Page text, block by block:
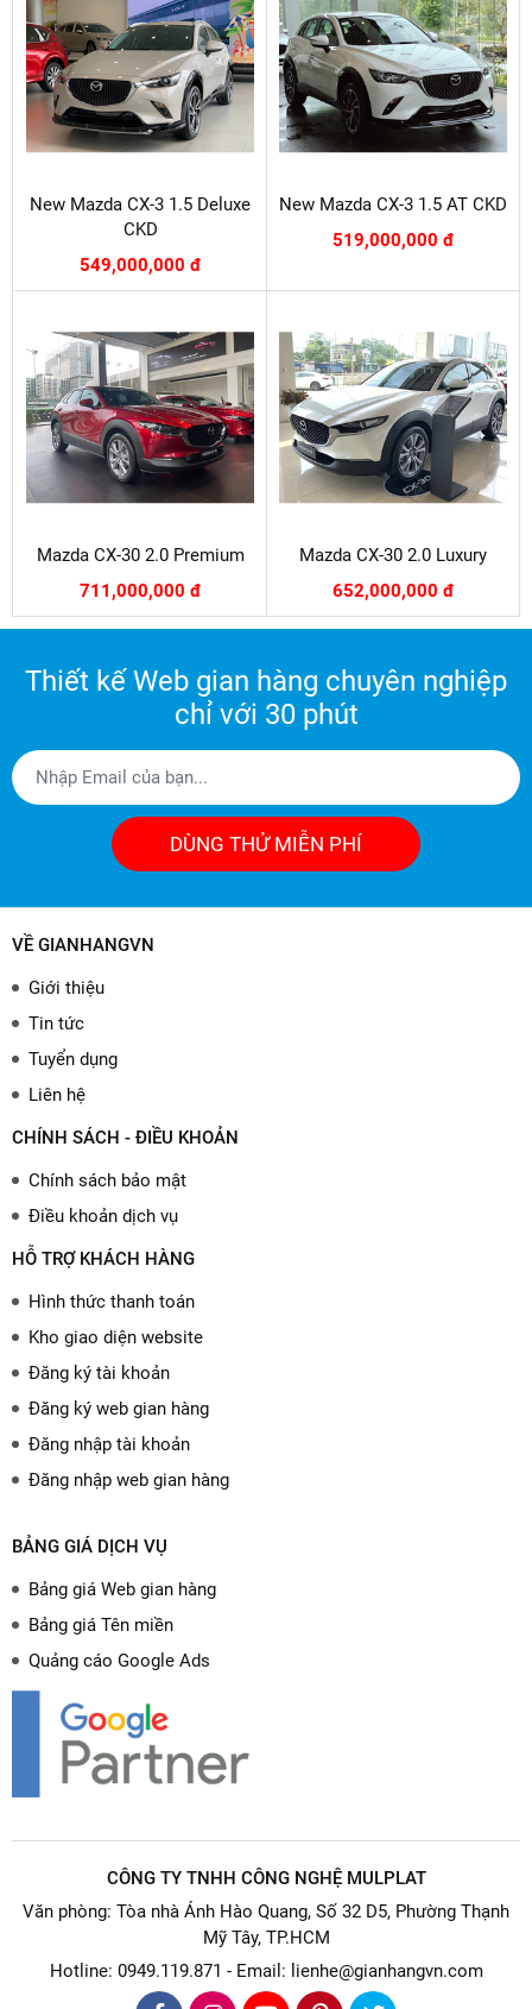
New Mazda CX-3 1.5 Deluxe
CKD
549,000,000 đ
New Mazda CX-3 1.5 AT CKD
519,000,000 đ
Mazda CX-30 2.0 Premium
711,000,000 đ
Mazda CX-30 2.0 Luxury
652,000,000 đ
Thiết kế Web gian hàng chuyên nghiệp
chỉ với 30 phút
DÙNG THỬ MIỄN PHÍ
VỀ GIANHANGVN
Giới thiệu
Tin tức
Tuyển dụng
Liên hệ
CHÍNH SÁCH - ĐIỀU KHOẢN
Chính sách bảo mật
Điều khoản dịch vụ
HỖ TRỢ KHÁCH HÀNG
Hình thức thanh toán
Kho giao diện website
Đăng ký tài khoản
Đăng ký web gian hàng
Đăng nhập tài khoản
Đăng nhập web gian hàng
BẢNG GIÁ DỊCH VỤ
Bảng giá Web gian hàng
Bảng giá Tên miền
Quảng cáo Google Ads
CÔNG TY TNHH CÔNG NGHỆ MULPLAT
Văn phòng: Tòa nhà Ánh Hào Quang, Số 32 D5, Phường Thạnh
Mỹ Tây, TP.HCM
Hotline: 0949.119.871 - Email: lienhe@gianhangvn.com